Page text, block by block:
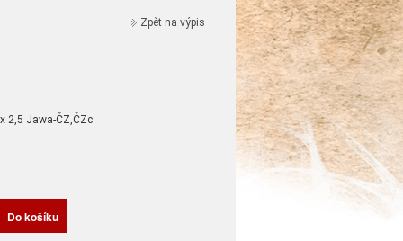
Zpět na výpis
2,5 Jawa-ČZ,ČZc
Do košíku